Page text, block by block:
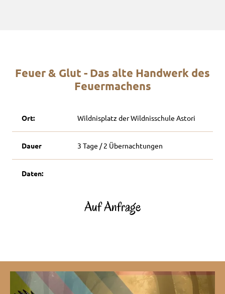
Feuer & Glut - Das alte Handwerk des
Feuermachens
Ort: Wildnisplatz der Wildnisschule Astori
Dauer 3 Tage / 2 Übernachtungen
Daten:
Auf Anfrage